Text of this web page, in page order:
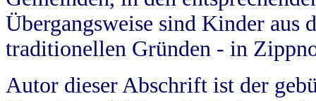
Übergangsweise sind Kinder aus
traditionellen Gründen - in
Autor dieser Abschrift ist der